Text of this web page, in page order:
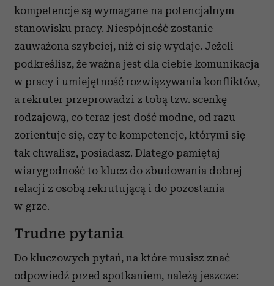
kompetencje są wymagane na potencjalnym
stanowisku pracy. Niespójność zostanie
zauważona szybciej, niż ci się wydaje. Jeżeli
podkreślisz, że ważna jest dla ciebie komunikacja
w pracy i umiejętność rozwiązywania konfliktów,
a rekruter przeprowadzi z tobą tzw. scenkę
rodzajową, co teraz jest dość modne, od razu
zorientuje się, czy te kompetencje, którymi się
tak chwalisz, posiadasz. Dlatego pamiętaj –
wiarygodność to klucz do zbudowania dobrej
relacji z osobą rekrutującą i do pozostania
w grze.
Trudne pytania
Do kluczowych pytań, na które musisz znać
odpowiedź przed spotkaniem, należą jeszcze: